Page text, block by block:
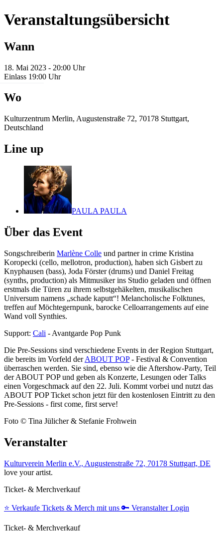
Veranstaltungsübersicht
Wann
18. Mai 2023 - 20:00 Uhr
Einlass 19:00 Uhr
Wo
Kulturzentrum Merlin, Augustenstraße 72, 70178 Stuttgart,
Deutschland
Line up
PAULA PAULA
Über das Event
Songschreiberin Marlène Colle und partner in crime Kristina
Koropecki (cello, mellotron, production), haben sich Gisbert zu
Knyphausen (bass), Joda Förster (drums) und Daniel Freitag
(synths, production) als Mitmusiker ins Studio geladen und öffnen
erstmals die Türen zu ihrem selbstgehäkelten, musikalischen
Universum namens „schade kaputt“! Melancholische Folktunes,
treffen auf Möchtegernpunk, barocke Celloarrangements auf eine
Wand voll Synthies.
Support: Cali - Avantgarde Pop Punk
Die Pre-Sessions sind verschiedene Events in der Region Stuttgart,
die bereits im Vorfeld derABOUT POP- Festival & Convention
überraschen werden. Sie sind, ebenso wie die Aftershow-Party, Teil
der ABOUT POP und geben als Konzerte, Lesungen oder Talks
einen Vorgeschmack auf den 22. Juli. Kommt vorbei und nutzt das
ABOUT POP Ticket schon jetzt für den kostenlosen Eintritt zu den
Pre-Sessions - first come, first serve!
Foto © Tina Jülicher & Stefanie Frohwein
Veranstalter
Kulturverein Merlin e.V., Augustenstraße 72, 70178 Stuttgart, DE
love your artist.
Ticket- & Merchverkauf
⭐️ Verkaufe Tickets & Merch mit uns 🔑 Veranstalter Login
Ticket- & Merchverkauf